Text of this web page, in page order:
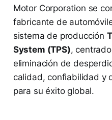
Motor Corporation se
fabricante de
sistema de producción
System (TPS),
eliminación de
calidad, confiabilidad y
para su éxito global.